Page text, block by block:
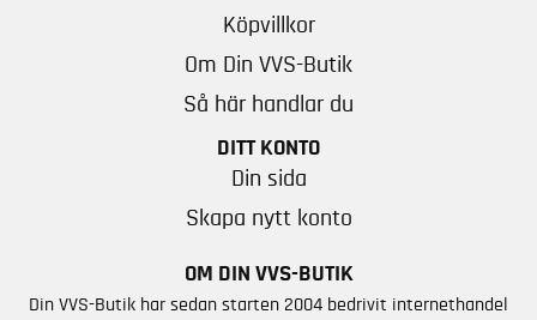
Köpvillkor
Om Din VVS-Butik
Så här handlar du
DITT KONTO
Din sida
Skapa nytt konto
OM DIN VVS-BUTIK
Din VVS-Butik har sedan starten 2004 bedrivit internethandel